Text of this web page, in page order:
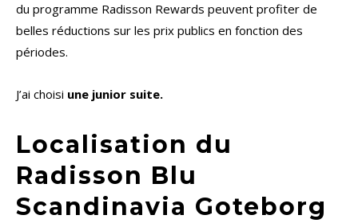
du programme Radisson Rewards peuvent profiter de
belles réductions sur les prix publics en fonction des
périodes.
J’ai choisi une junior suite.
Localisation du
Radisson Blu
Scandinavia Goteborg